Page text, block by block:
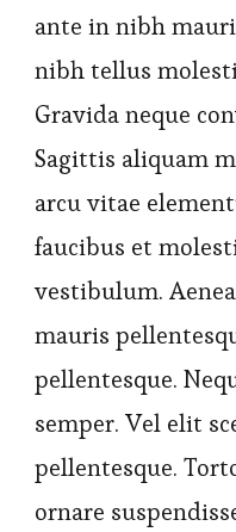
ante in nibh
nibh tellus
Gravida neque
Sagittis aliquam
arcu vitae
faucibus et
vestibulum.
mauris
pellentesque.
semper. Vel elit
pellentesque.
ornare